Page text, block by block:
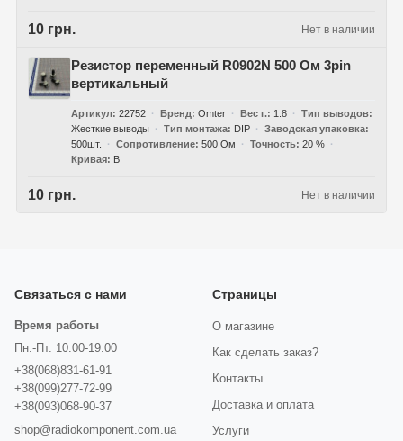
10 грн. Нет в наличии
Резистор переменный R0902N 500 Ом 3pin
вертикальный
Артикул 22752 Бренд Omter Вес г. 1.8
Тип выводов
Жесткие выводы
Тип монтажа DIP
Заводская упаковка
500шт.
Сопротивление 500 Ом Точность 20 %
Кривая
B
10 грн. Нет в наличии
Связаться с нами
Время работы
Пн.-Пт. 10.00-19.00
+38(068)831-61-91
+38(099)277-72-99
+38(093)068-90-37
shop@radiokomponent.com.ua
Страницы
О магазине
Как сделать заказ?
Контакты
Доставка и оплата
Услуги